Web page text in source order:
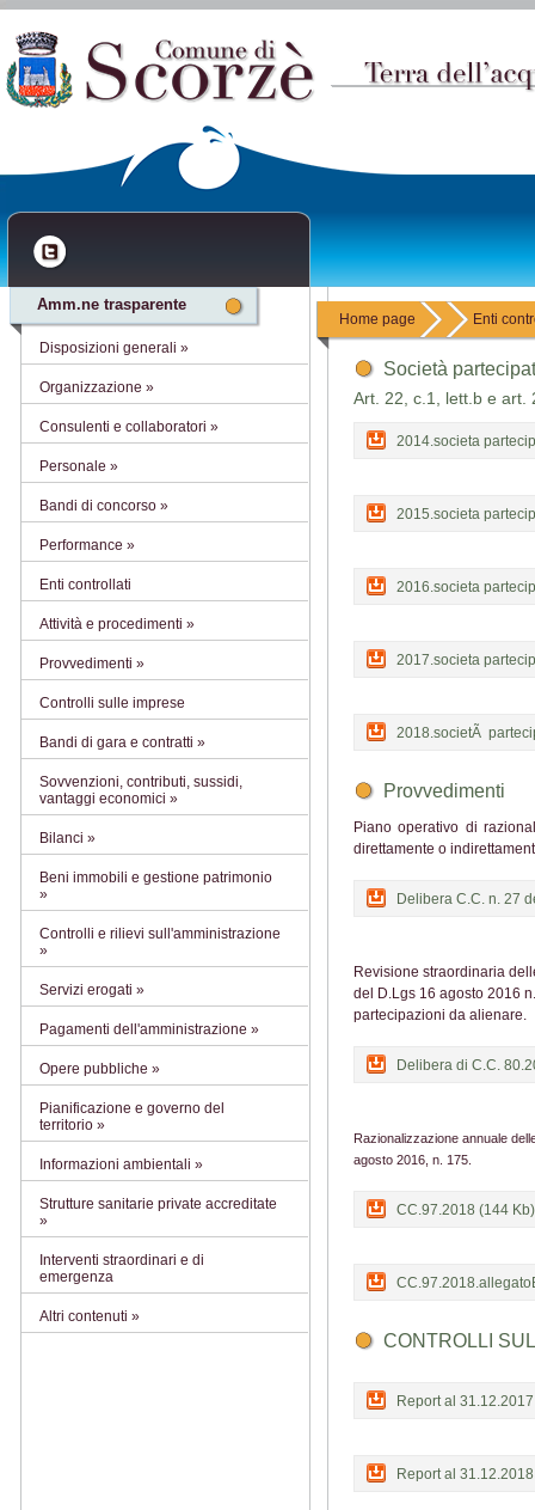
Amm.ne trasparente
Disposizioni generali »
Organizzazione »
Consulenti e collaboratori »
Personale »
Bandi di concorso »
Performance »
Enti controllati
Attività e procedimenti »
Provvedimenti »
Controlli sulle imprese
Bandi di gara e contratti »
Sovvenzioni, contributi, sussidi,
vantaggi economici »
Bilanci »
Beni immobili e gestione patrimonio
»
Controlli e rilievi sull'amministrazione
»
Servizi erogati »
Pagamenti dell'amministrazione »
Opere pubbliche »
Pianificazione e governo del
territorio »
Informazioni ambientali »
Strutture sanitarie private accreditate
»
Interventi straordinari e di
emergenza
Altri contenuti »
Home page Enti
Società
Art. 22, c.1, lett.b e art.
2014.societa
2015.societa
2016.societa
2017.societa
2018.societÃ
Provvedimenti
Piano operativo di
direttamente o
Delibera C.C. n. 27
Revisione straordinaria
del D.Lgs 16 agosto 2016
partecipazioni da alienare.
Delibera di C.C.
Razionalizzazione annuale
agosto 2016, n. 175.
CC.97.2018 (144 Kb)
CONTROLLI
Report al
Report al